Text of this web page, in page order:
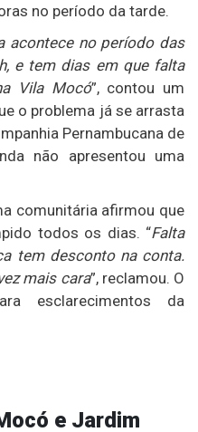
no período da tarde.
acontece no período das
e tem dias em que falta
Vila Mocó”, contou um
o problema já se arrasta
Pernambucana de
não apresentou uma
comunitária afirmou que
todos os dias. “Falta
tem desconto na conta.
mais cara”, reclamou. O
esclarecimentos da
e Jardim